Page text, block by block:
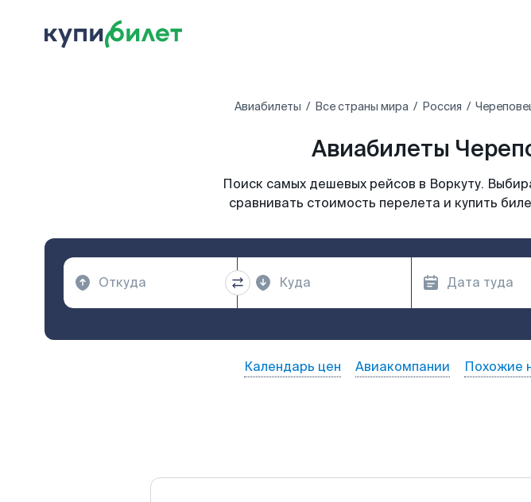
Авиабилеты Все страны мира Россия
Авиабилеты
Поиск самых дешевых рейсов в Воркуту.
сравнивать стоимость перелета и купить
Календарь цен Авиакомпании Похожие